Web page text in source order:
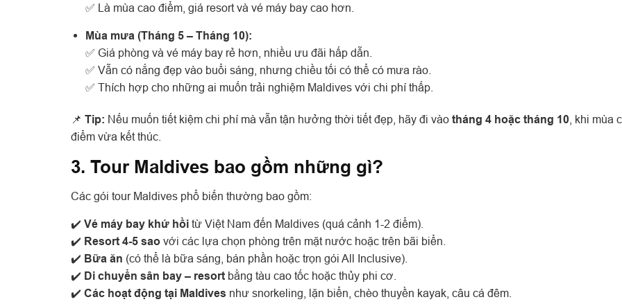
✅ Là mùa cao điểm, giá resort và vé máy bay cao hơn.
Mùa mưa (Tháng 5 – Tháng 10):
✅ Giá phòng và vé máy bay rẻ hơn, nhiều ưu đãi hấp dẫn.
✅ Vẫn có nắng đẹp vào buổi sáng, nhưng chiều tối có thể có mưa rào.
✅ Thích hợp cho những ai muốn trải nghiệm Maldives với chi phí thấp.
📌 Tip: Nếu muốn tiết kiệm chi phí mà vẫn tận hưởng thời tiết đẹp, hãy đi vào tháng 4 hoặc tháng 10 , khi mùa
điểm vừa kết thúc.
3. Tour Maldives bao gồm những gì?
Các gói tour Maldives phổ biến thường bao gồm:
✔️ Vé máy bay khứ hồi từ Việt Nam đến Maldives (quá cảnh 1-2 điểm).
✔️ Resort 4-5 sao với các lựa chọn phòng trên mặt nước hoặc trên bãi biển.
✔️ Bữa ăn (có thể là bữa sáng, bán phần hoặc trọn gói All Inclusive).
✔️ Di chuyển sân bay – resort bằng tàu cao tốc hoặc thủy phi cơ.
✔️ Các hoạt động tại Maldives như snorkeling, lặn biển, chèo thuyền kayak, câu cá đêm.